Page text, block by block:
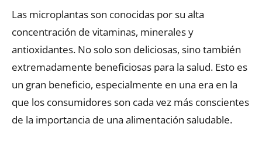
Las microplantas son conocidas por su alta
concentración de vitaminas, minerales y
antioxidantes. No solo son deliciosas, sino también
extremadamente beneficiosas para la salud. Esto es
un gran beneficio, especialmente en una era en la
que los consumidores son cada vez más conscientes
de la importancia de una alimentación saludable.